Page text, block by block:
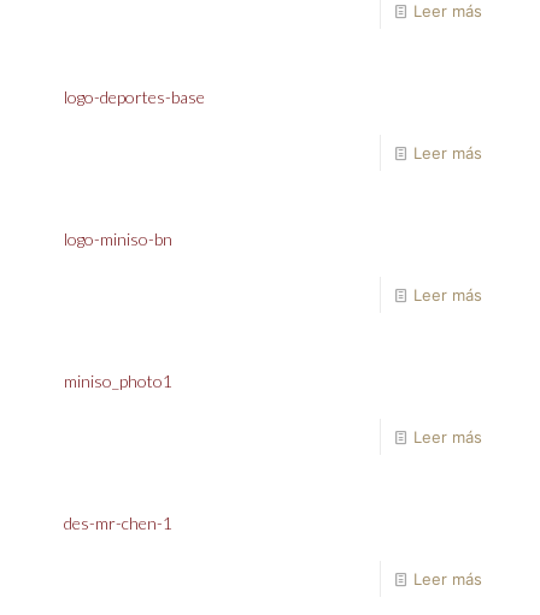
Leer más
logo-deportes-base
Leer más
logo-miniso-bn
Leer más
miniso_photo1
Leer más
des-mr-chen-1
Leer más